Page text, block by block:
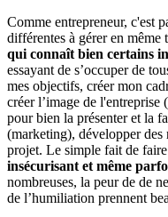
Comme entrepreneur, c'est
différentes à gérer en même
qui connaît bien certains
essayant de s’occuper de
mes objectifs, créer mon
créer l’image de
pour bien la présenter et la
(marketing), développer
projet. Le simple fait de faire
insécurisant et même
nombreuses, la peur de de
de l’humiliation prennent